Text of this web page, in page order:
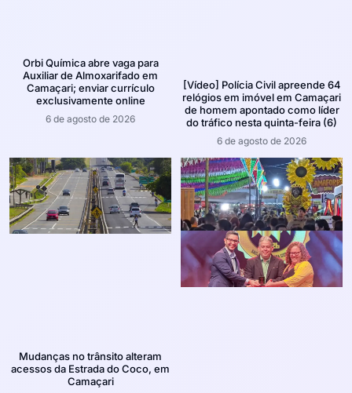
Orbi Química abre vaga para
Auxiliar de Almoxarifado em
Camaçari; enviar currículo
exclusivamente online
6 de agosto de 2026
[Vídeo] Polícia Civil apreende 64
relógios em imóvel em Camaçari
de homem apontado como líder
do tráfico nesta quinta-feira (6)
6 de agosto de 2026
Mudanças no trânsito alteram
acessos da Estrada do Coco, em
Camaçari